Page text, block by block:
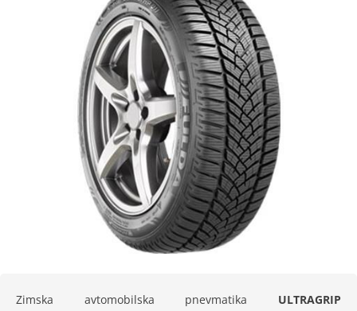
Zimska avtomobilska pnevmatika ULTRAGRIP